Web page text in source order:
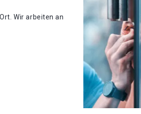
Wir arbeiten an